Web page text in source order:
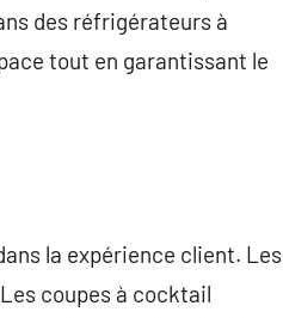
des réfrigérateurs à
tout en garantissant le
la expérience client. Les
coupes à cocktail